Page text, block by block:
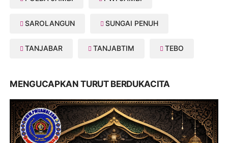
SAROLANGUN SUNGAI PENUH
TANJABAR TANJABTIM TEBO
MENGUCAPKAN TURUT BERDUKACITA